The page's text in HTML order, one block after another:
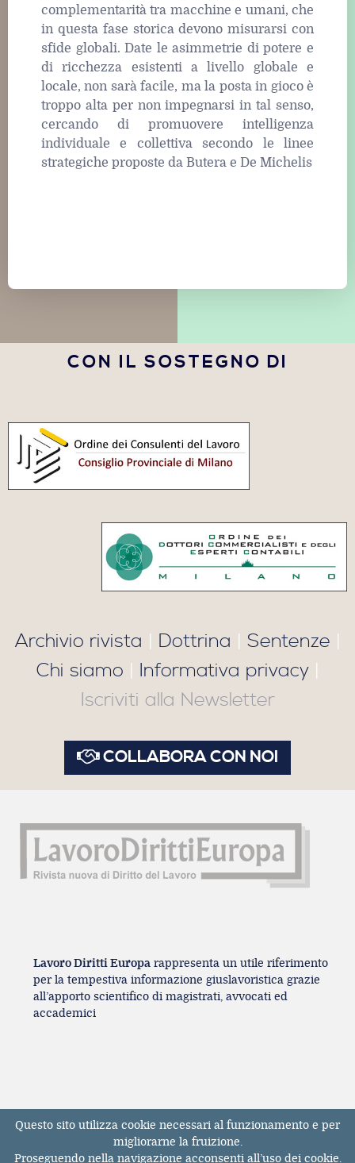
complementarità tra macchine e umani, che
in questa fase storica devono misurarsi con
sfide globali. Date le asimmetrie di potere e
di ricchezza esistenti a livello globale e
locale, non sarà facile, ma la posta in gioco è
troppo alta per non impegnarsi in tal senso,
cercando di promuovere intelligenza
individuale e collettiva secondo le linee
strategiche proposte da Butera e De Michelis
CON IL SOSTEGNO DI
Archivio rivista | Dottrina | Sentenze |
Chi siamo | Informativa privacy|
Iscriviti alla Newsletter
COLLABORA CON NOI
Lavoro Diritti Europa rappresenta un utile riferimento
per la tempestiva informazione giuslavoristica grazie
all’apporto scientifico di magistrati, avvocati ed
accademici
Registrazione Tribunale di Milano n° 131131
dell'11/04/2017
Questo sito utilizza cookie necessari al funzionamento e per
migliorarne la fruizione.
Proseguendo nella navigazione acconsenti all’uso dei cookie.